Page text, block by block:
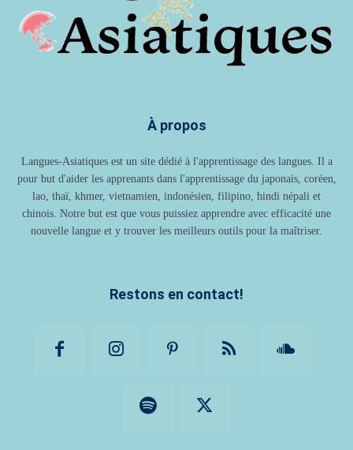
À propos
Langues-Asiatiques est un site dédié à l'apprentissage des langues. Il a
pour but d'aider les apprenants dans l'apprentissage du japonais, coréen,
lao, thaï, khmer, vietnamien, indonésien, filipino, hindi népali et
chinois. Notre but est que vous puissiez apprendre avec efficacité une
nouvelle langue et y trouver les meilleurs outils pour la maîtriser.
Restons en contact!